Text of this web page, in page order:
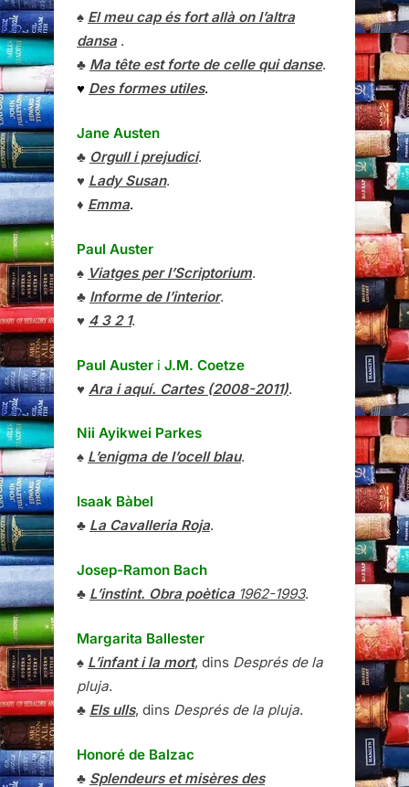
♠ El meu cap és fort allà on l’altra
dansa.
♣ Ma tête est forte de celle qui danse.
♥ Des formes utiles.
Jane Austen
♣ Orgull i prejudici.
♥ Lady Susan.
♦ Emma.
Paul Auster
♠ Viatges per l’Scriptorium.
♣ Informe de l’interior.
♥ 4 3 2 1.
Paul Auster i J.M. Coetze
♥ Ara i aquí. Cartes (2008-2011).
Nii Ayikwei Parkes
♠ L’enigma de l’ocell blau.
Isaak Bàbel
♣ La Cavalleria Roja.
Josep-Ramon Bach
♣ L’instint. Obra poètica1962-1993.
Margarita Ballester
♠ L’infant i la mort, dins Després de la
pluja.
♣ Els ulls, dins Després de la pluja.
Honoré de Balzac
♣ Splendeurs et misères des